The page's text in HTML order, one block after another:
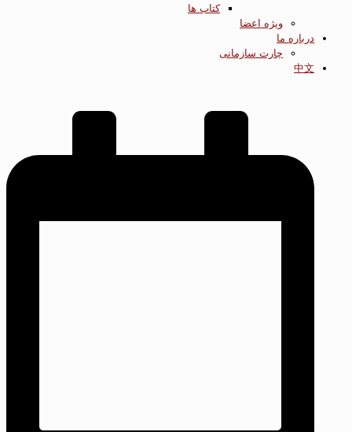
کتاب ها
ویژه اعضا
درباره ما
چارت سازمانی
中文